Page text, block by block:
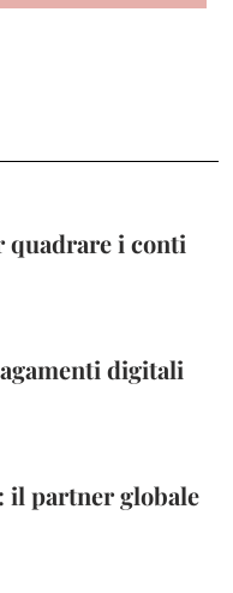
quadrare i conti
digitali
il partner globale